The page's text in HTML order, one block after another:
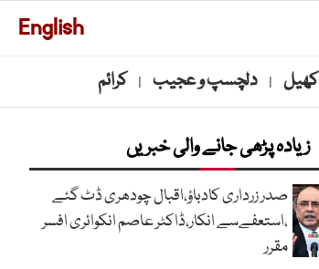
English
کھیل | دلچسپ و عجیب | کرائم
زیادہ پڑھی جانے والی خبریں
صدر زرداری کادباؤ،اقبال چودھری ڈٹ گئے
،استعفےسے انکار،ڈاکٹر عاصم انکوائری افسر
مقرر